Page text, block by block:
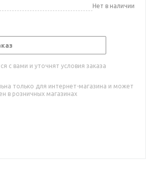
Нет в наличии
с вами и уточнят условия заказа
только для интернет-магазина и может
в розничных магазинах